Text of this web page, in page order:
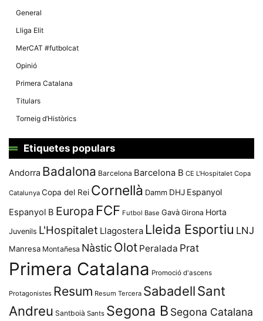
General
Lliga Elit
MerCAT #futbolcat
Opinió
Primera Catalana
Titulars
Torneig d’Històrics
Etiquetes populars
Andorra Badalona Barcelona Barcelona B CE L'Hospitalet Copa
Catalunya Copa del Rei Cornellà Damm DHJ Espanyol
Espanyol B Europa FCF Futbol Base Gavà Girona Horta
Juvenils L'Hospitalet Llagostera Lleida Esportiu LNJ
Manresa Montañesa Nàstic Olot Peralada Prat
Primera Catalana Promoció d'ascens
Protagonistes Resum Resum Tercera SabadellSant
Andreu Santboià Sants Segona B Segona Catalana